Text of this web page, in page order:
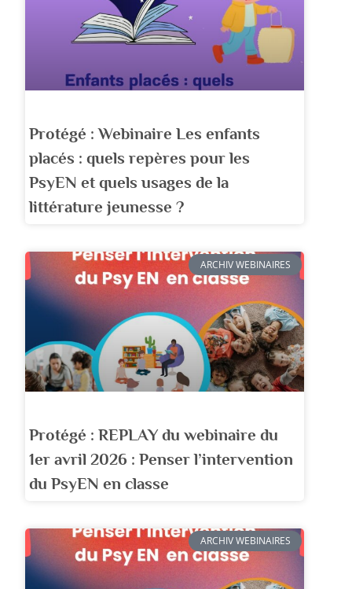
Protégé : Webinaire Les enfants
placés : quels repères pour les
PsyEN et quels usages de la
littérature jeunesse ?
ARCHIV WEBINAIRES
Protégé : REPLAY du webinaire du
1er avril 2026 : Penser l’intervention
du PsyEN en classe
ARCHIV WEBINAIRES